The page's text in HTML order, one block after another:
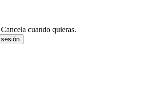
cuando quieras.
sesión